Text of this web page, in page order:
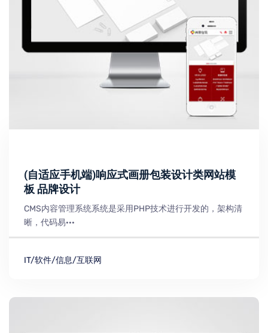
(自适应手机端)响应式画册包装设计类网站模
板 品牌设计
CMS内容管理系统系统是采用PHP技术进行开发的，架构清
晰，代码易···
IT/软件/信息/互联网